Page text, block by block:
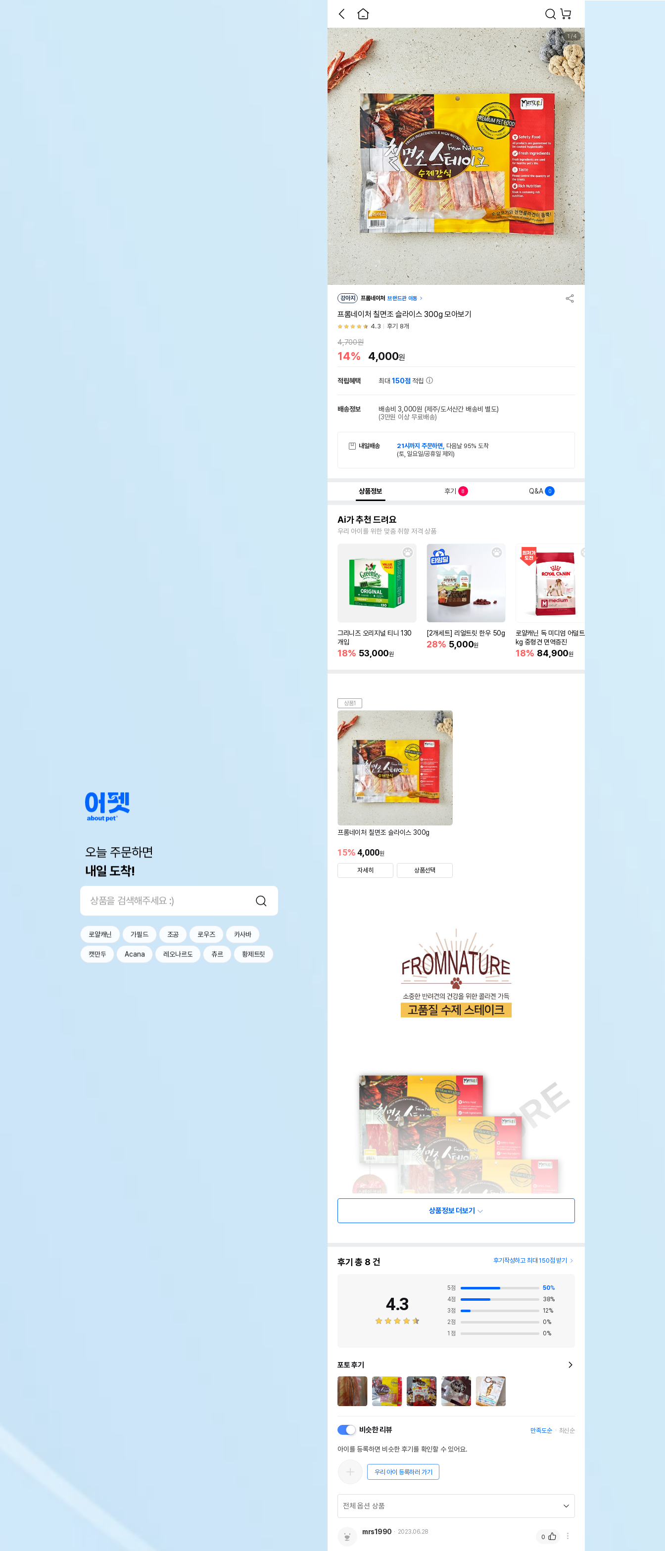
오늘 주문하면
내일 도착!
로얄캐닌 가필드 조공 로우즈 카사바
캣만두 Acana 레오나르도 츄르 황제트릿
1 /4
강아지 프롬네이처 브랜드관 이동
프롬네이처 칠면조 슬라이스 300g 모아보기
4.3 후기 8개
4,700원
14% 4,000원
적립혜택 최대150점 적립
배송정보 배송비 3,000원 (제주/도서산간 배송비 별도)
(3만원 이상 무료배송)
내일배송 21시까지 주문하면, 다음날 95% 도착
(토, 일요일/공휴일 제외)
상품정보 후기 8 Q&A 0
Ai가 추천 드려요
우리 아이를 위한 맞춤 취향 저격 상품
그리니즈 오리지널 티니 130
개입
18% 53,000원
[2개세트] 리얼트릿 한우 50g
28% 5,000원
로얄캐닌 독 미디엄 어덜트 10
kg 중형견 면역증진
18% 84,900원
상품1
프롬네이처 칠면조 슬라이스 300g
4,000원
15%
자세히 상품선택
상품정보 더보기
후기 총 8 건 후기작성하고 최대 150점 받기
4.3
5점 50%
4점 38%
3점 12%
2점 0%
1 점 0%
포토 후기
비슷한 리뷰 만족도순 최신순
아이를 등록하면 비슷한 후기를 확인할 수 있어요.
우리 아이 등록하러 가기
mrs1990 2023.06.28
0